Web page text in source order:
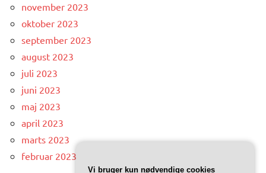
november 2023
oktober 2023
september 2023
august 2023
juli 2023
juni 2023
maj 2023
april 2023
marts 2023
februar 2023
Vi bruger kun nødvendige cookies